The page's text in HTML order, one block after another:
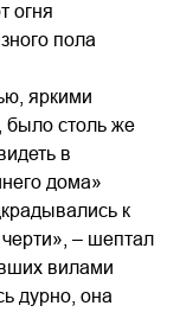
огня
пола
яркими
столь же
в
дома»
к
– шептал
вилами
дурно, она